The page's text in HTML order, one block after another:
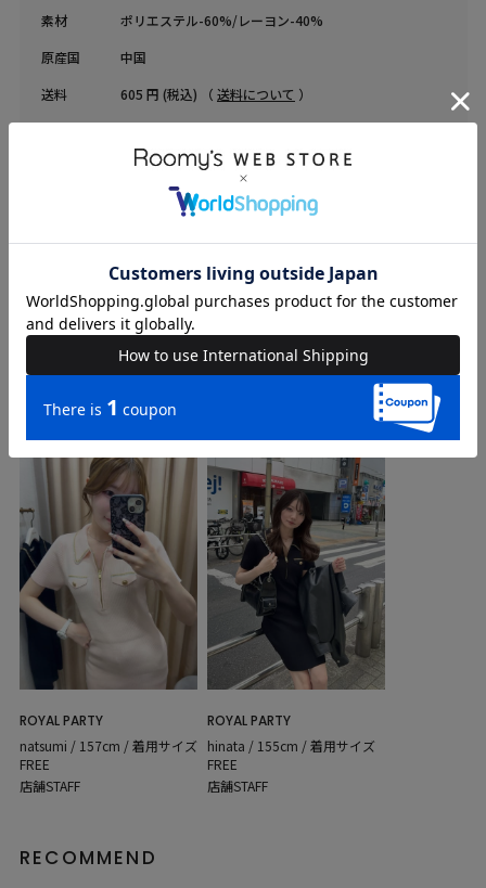
素材
ポリエステル-60%/レーヨン-40%
原産国
中国
送料
605 円 (税込) （ 送料について ）
チェーントリミングハーフZIPニットタイトミニワンピ
COORDINATE Instagram Post
ROYAL PARTY
natsumi / 157cm / 着用サイズ
FREE
店舗STAFF
ROYAL PARTY
hinata / 155cm / 着用サイズ
FREE
店舗STAFF
RECOMMEND